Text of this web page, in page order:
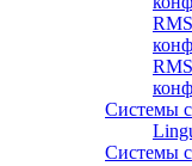
Системы
Системы